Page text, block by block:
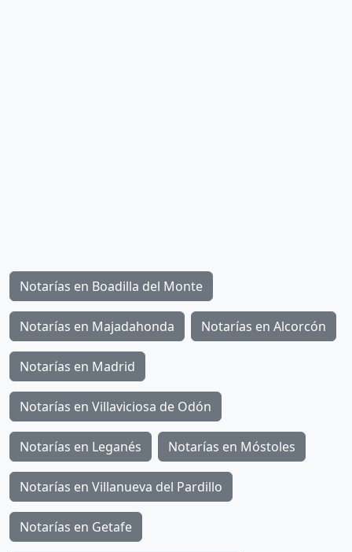
Notarías en Boadilla del Monte
Notarías en Majadahonda Notarías en Alcorcón
Notarías en Madrid
Notarías en Villaviciosa de Odón
Notarías en Leganés Notarías en Móstoles
Notarías en Villanueva del Pardillo
Notarías en Getafe